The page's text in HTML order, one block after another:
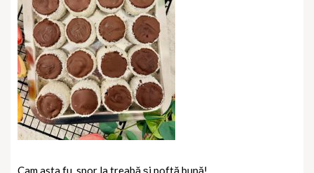
Cam asta fu, spor la treabă și poftă bună!